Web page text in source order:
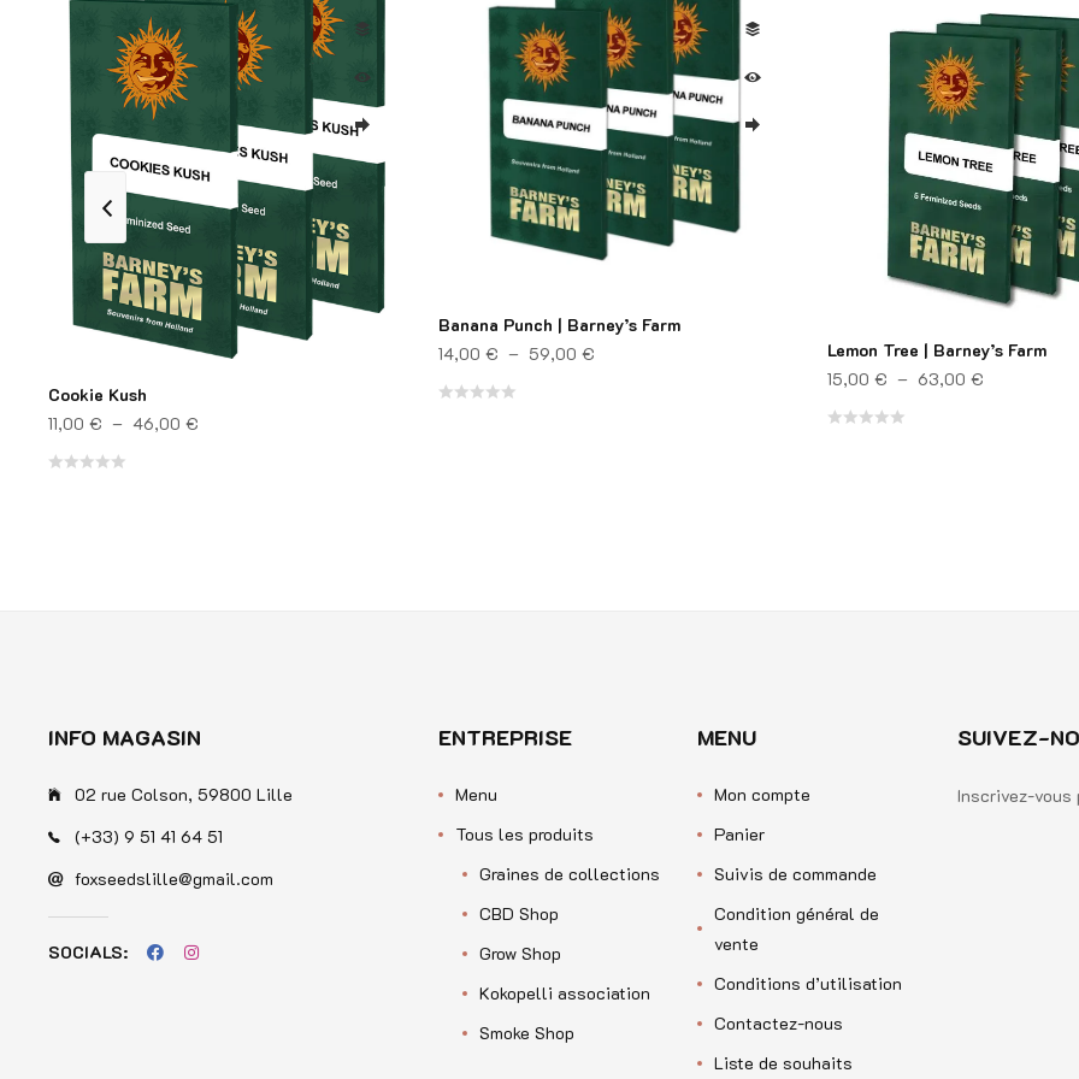
Cookie Kush
11,00 € – 46,00 €
Banana Punch | Barney’s Farm
14,00 € – 59,00 €Plage de prix : 14,00 € à 59,00 €Lemon Tree | Barney’s Farm
15,00 € – 63,00 €
INFO MAGASIN
02 rue Colson, 59800 Lille
(+33) 9 51 41 64 51
foxseedslille@gmail.com
SOCIALS:
ENTREPRISE
Menu
Tous les produits
Graines de collections
CBD Shop
Grow Shop
Kokopelli association
Smoke Shop
MENU
Mon compte
Panier
Suivis de commande
Condition général de
vente
Conditions d’utilisation
Contactez-nous
Liste de souhaits
SUIVEZ-
Inscrivez-vous